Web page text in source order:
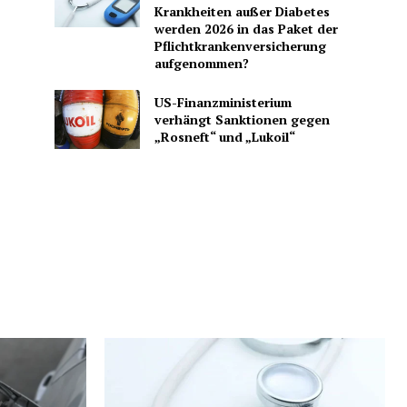
Krankheiten außer Diabetes
werden 2026 in das Paket der
Pflichtkrankenversicherung
aufgenommen?
US-Finanzministerium
verhängt Sanktionen gegen
„Rosneft“ und „Lukoil“